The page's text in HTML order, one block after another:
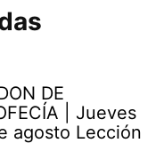
DE
| Jueves
agosto Lección